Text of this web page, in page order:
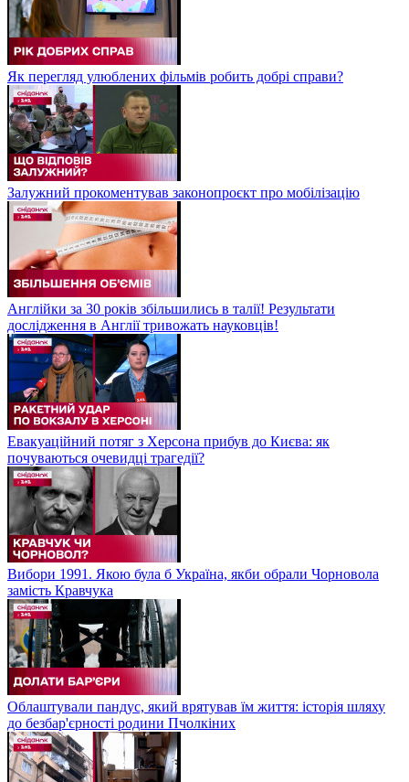
Як перегляд улюблених фільмів робить добрі справи?
Залужний прокоментував законопроєкт про мобілізацію
Англійки за 30 років збільшились в талії! Результати
дослідження в Англії тривожать науковців!
Евакуаційний потяг з Херсона прибув до Києва: як
почуваються очевидці трагедії?
Вибори 1991. Якою була б Україна, якби обрали Чорновола
замість Кравчука
Облаштували пандус, який врятував їм життя: історія шляху
до безбар'єрності родини Пчолкіних